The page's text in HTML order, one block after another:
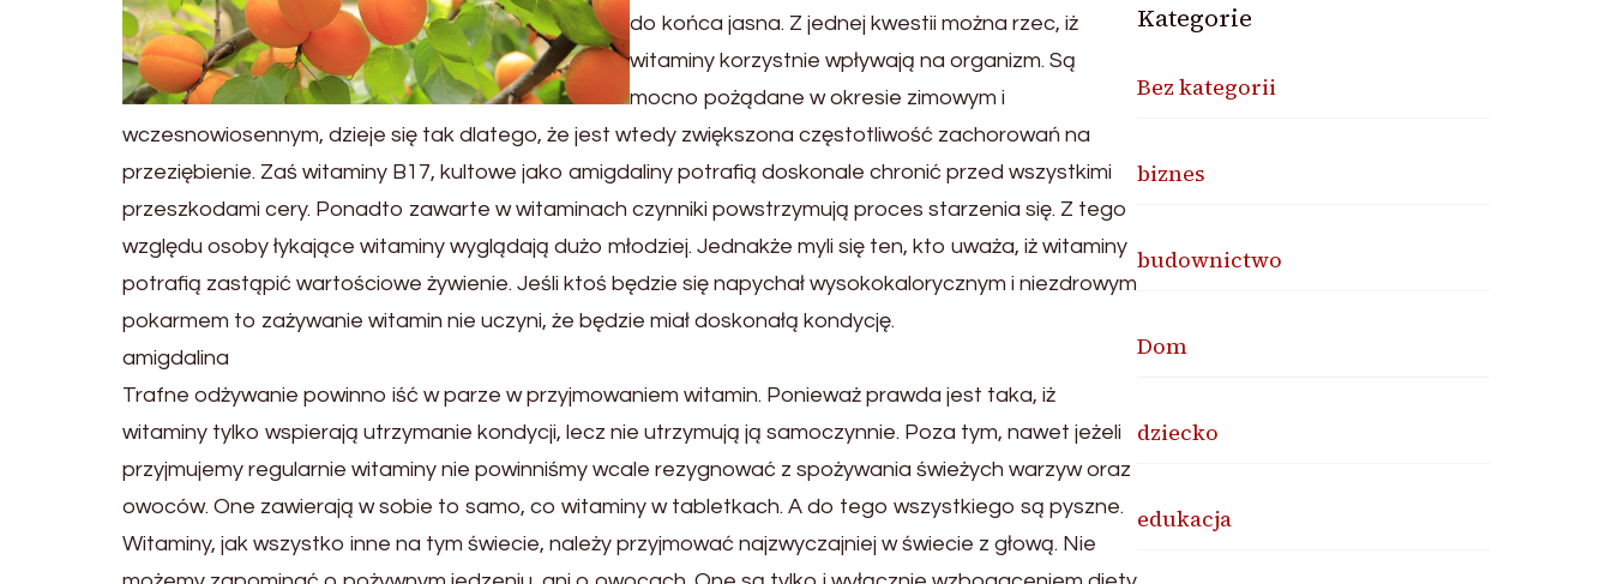
do końca jasna. Z jednej kwestii można rzec, iż
witaminy korzystnie wpływają na organizm. Są
mocno pożądane w okresie zimowym i
wczesnowiosennym, dzieje się tak dlatego, że jest wtedy zwiększona częstotliwość zachorowań na
przeziębienie. Zaś witaminy B17, kultowe jako amigdaliny potrafią doskonale chronić przed wszystkimi
przeszkodami cery. Ponadto zawarte w witaminach czynniki powstrzymują proces starzenia się. Z tego
względu osoby łykające witaminy wyglądają dużo młodziej. Jednakże myli się ten, kto uważa, iż witaminy
potrafią zastąpić wartościowe żywienie. Jeśli ktoś będzie się napychał wysokokalorycznym i niezdrowym
pokarmem to zażywanie witamin nie uczyni, że będzie miał doskonałą kondycję.
amigdalina
Trafne odżywanie powinno iść w parze w przyjmowaniem witamin. Ponieważ prawda jest taka, iż
witaminy tylko wspierają utrzymanie kondycji, lecz nie utrzymują ją samoczynnie. Poza tym, nawet jeżeli
przyjmujemy regularnie witaminy nie powinniśmy wcale rezygnować z spożywania świeżych warzyw oraz
owoców. One zawierają w sobie to samo, co witaminy w tabletkach. A do tego wszystkiego są pyszne.
Witaminy, jak wszystko inne na tym świecie, należy przyjmować najzwyczajniej w świecie z głową. Nie
Kategorie
Bez kategorii
biznes
budownictwo
Dom
dziecko
edukacja